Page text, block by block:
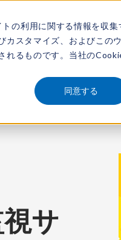
の利用に関する情報を収集
カスタマイズ、およびこの
れるものです。当社の
同意する
ポートレポートを探す動画
サ